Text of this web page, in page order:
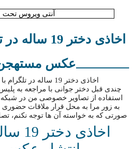
آنتی ویروس تحت
اخاذی دختر 19
عکس مستهجن
اخاذی دختر 19 ساله در تلگرام با انتشار عکس مستهجن خود
چندی قبل دختر جوانی با مراجعه به
استفاده از تصاویر خصوصی من در شبکه
به زور مرا به محل قرار ملاقات حضوری
صورتی که به خواسته آن ها توجه نکنم،
اخاذی